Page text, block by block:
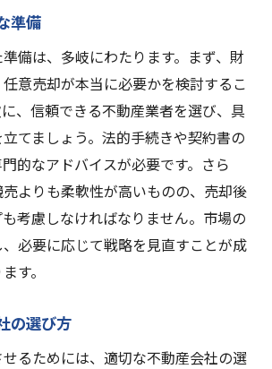
準備
備は、多岐にわたります。まず、財
意売却が本当に必要かを検討するこ
、信頼できる不動産業者を選び、具
てましょう。法的手続きや契約書の
的なアドバイスが必要です。さら
よりも柔軟性が高いものの、売却後
考慮しなければなりません。市場の
必要に応じて戦略を見直すことが成
す。
の選び方
るためには、適切な不動産会社の選